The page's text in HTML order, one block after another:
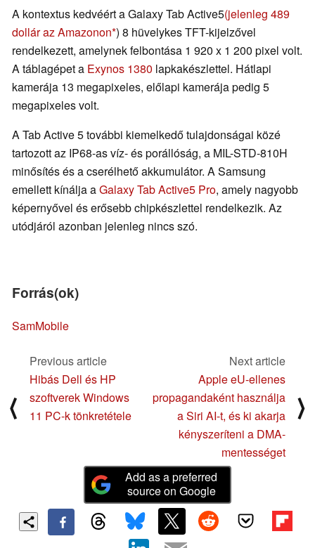
A kontextus kedvéért a Galaxy Tab Active5(jelenleg 489
dollár az Amazonon ) 8 hüvelykes TFT-kijelzővel
rendelkezett, amelynek felbontása 1 920 x 1 200 pixel volt.
A táblagépet a Exynos 1380 lapkakészlettel. Hátlapi
kamerája 13 megapixeles, előlapi kamerája pedig 5
megapixeles volt.
A Tab Active 5 további kiemelkedő tulajdonságai közé
tartozott az IP68-as víz- és porállóság, a MIL-STD-810H
minősítés és a cserélhető akkumulátor. A Samsung
emellett kínálja aGalaxy Tab Active5 Pro, amely nagyobb
képernyővel és erősebb chipkészlettel rendelkezik. Az
utódjáról azonban jelenleg nincs szó.
Forrás(ok)
SamMobile
⟨
Previous article
Hibás Dell és HP
szoftverek Windows
11 PC-k tönkretétele
Next article
Apple eU-ellenes
propagandaként használja
a Siri AI-t, és ki akarja
kényszeríteni a DMA-
mentességet
⟩
Add as a preferred
source on Google